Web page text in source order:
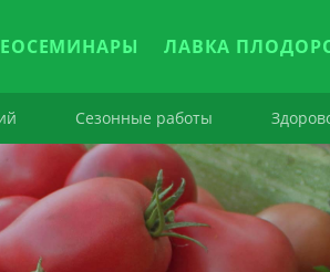
ЛАВКА
Сезонные работы